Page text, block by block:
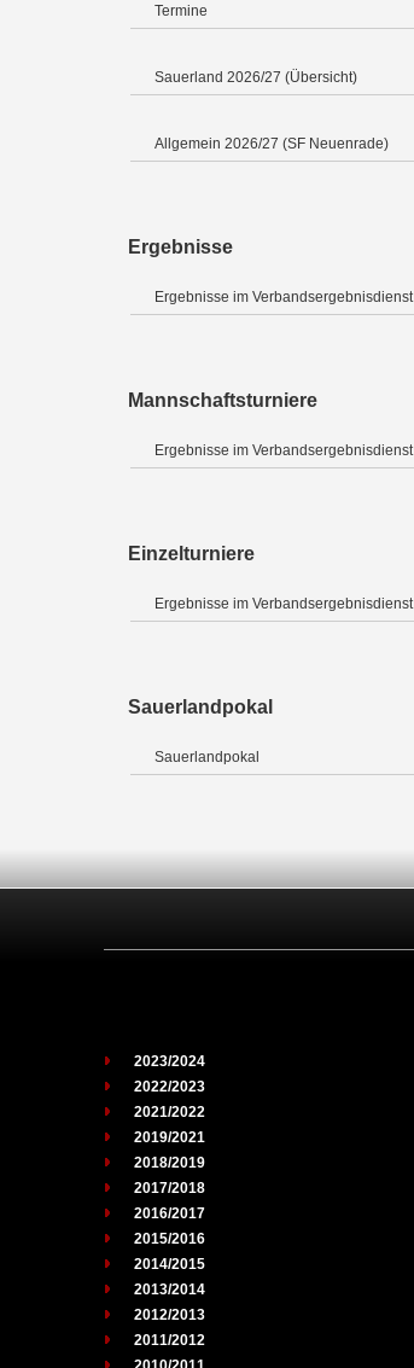
Termine
Sauerland 2026/27 (Übersicht)
Allgemein 2026/27 (SF Neuenrade)
Ergebnisse
Ergebnisse im Verbandsergebnisdienst
Mannschaftsturniere
Ergebnisse im Verbandsergebnisdienst
Einzelturniere
Ergebnisse im Verbandsergebnisdienst
Sauerlandpokal
Sauerlandpokal
2023/2024
2022/2023
2021/2022
2019/2021
2018/2019
2017/2018
2016/2017
2015/2016
2014/2015
2013/2014
2012/2013
2011/2012